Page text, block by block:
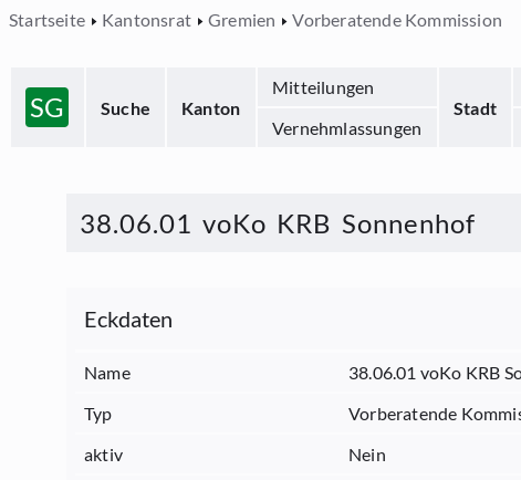
Startseite Kantonsrat Gremien Vorberatende Kommission
SG Suche Kanton
Mitteilungen
Stadt
Vernehmlassungen
38.06.01 voKo KRB Sonnenhof
Eckdaten
Name
38.06.01 voKo KRB
Typ
Vorberatende
aktiv
Nein